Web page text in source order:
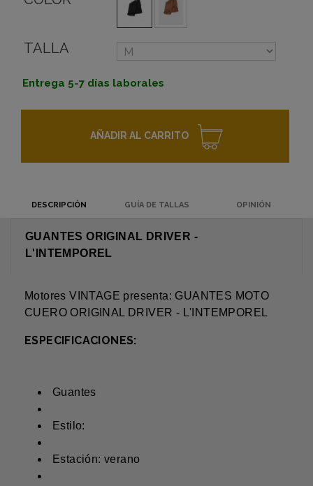
TALLA
Entrega 5-7 días laborales
AÑADIR AL CARRITO
DESCRIPCIÓN GUÍA DE TALLAS OPINIÓN
GUANTES ORIGINAL DRIVER -
L'INTEMPOREL
Motores VINTAGE presenta: GUANTES MOTO
CUERO ORIGINAL DRIVER - L'INTEMPOREL
ESPECIFICACIONES:
Guantes
Estilo:
Estación: verano